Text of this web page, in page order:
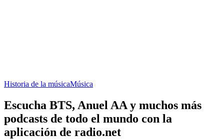
Historia de la músicaMúsica
Escucha BTS, Anuel AA y muchos más
podcasts de todo el mundo con la
aplicación de radio.net